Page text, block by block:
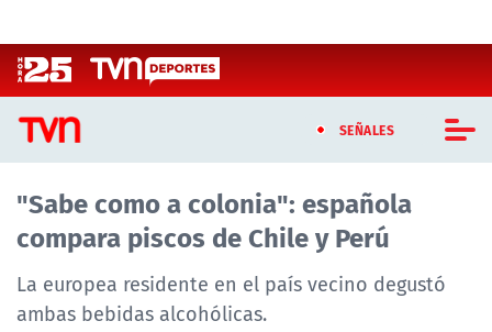
SEÑALES
CASTING MASTERCHEF CHILE
CASTING TVN VERTICAL
TVN VERTICAL
"Sabe como a colonia": española
compara piscos de Chile y Perú
La europea residente en el país vecino degustó
ambas bebidas alcohólicas.